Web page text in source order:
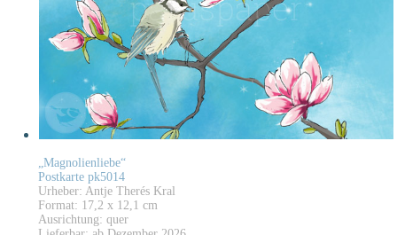
„Magnolienliebe“
Postkarte pk5014
Urheber: Antje Therés Kral
Format: 17,2 x 12,1 cm
Ausrichtung: quer